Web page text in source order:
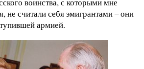
не считали себя эмигрантами – они
армией.